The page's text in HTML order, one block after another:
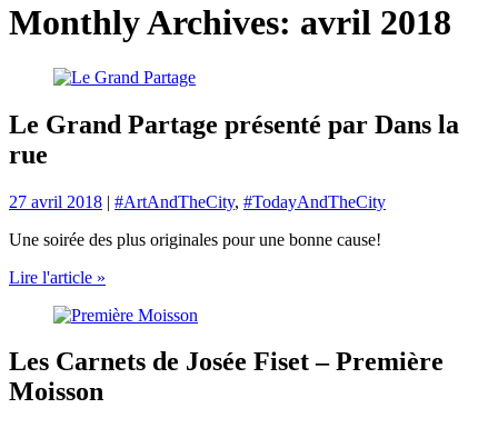
Monthly Archives: avril 2018
Le Grand Partage présenté par Dans la
rue
27 avril 2018 | #ArtAndTheCity, #TodayAndTheCity
Une soirée des plus originales pour une bonne cause!
Lire l'article »
Les Carnets de Josée Fiset – Première
Moisson